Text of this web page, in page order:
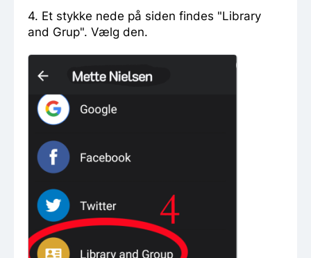
4. Et stykke nede på siden findes "Library
and Grup". Vælg den.